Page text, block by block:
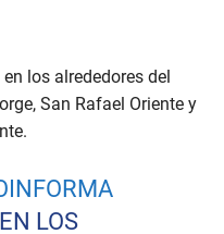
los alrededores del
San Rafael Oriente y
LOS